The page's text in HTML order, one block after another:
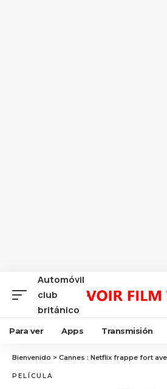
Automóvil
club
británico
Para ver Apps Transmisión
Bienvenido > Cannes : Netflix frappe fort avec deux
PELÍCULA